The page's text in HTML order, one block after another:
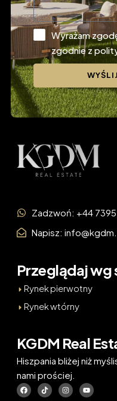
Wyrażam
zgodnie z
Zadzwoń: +44 7395
Napisz:
Przeglądaj wg
Rynek pierwotny
Rynek wtórny
KGDM Real
Hiszpania bliżej niż
nami prościej.